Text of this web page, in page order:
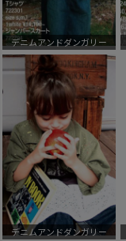
デニムアンドダンガリー
デニムアンドダンガリー